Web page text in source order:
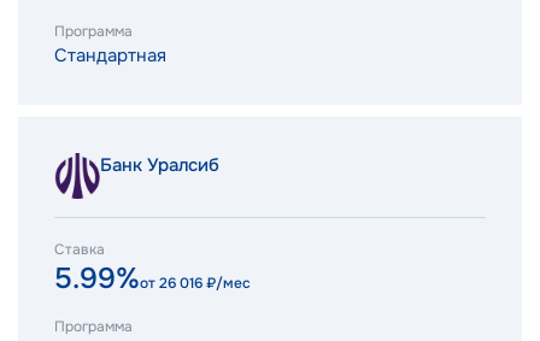
Программа
Стандартная
Банк Уралсиб
Ставка
5.99%от26 016₽/мес
Программа